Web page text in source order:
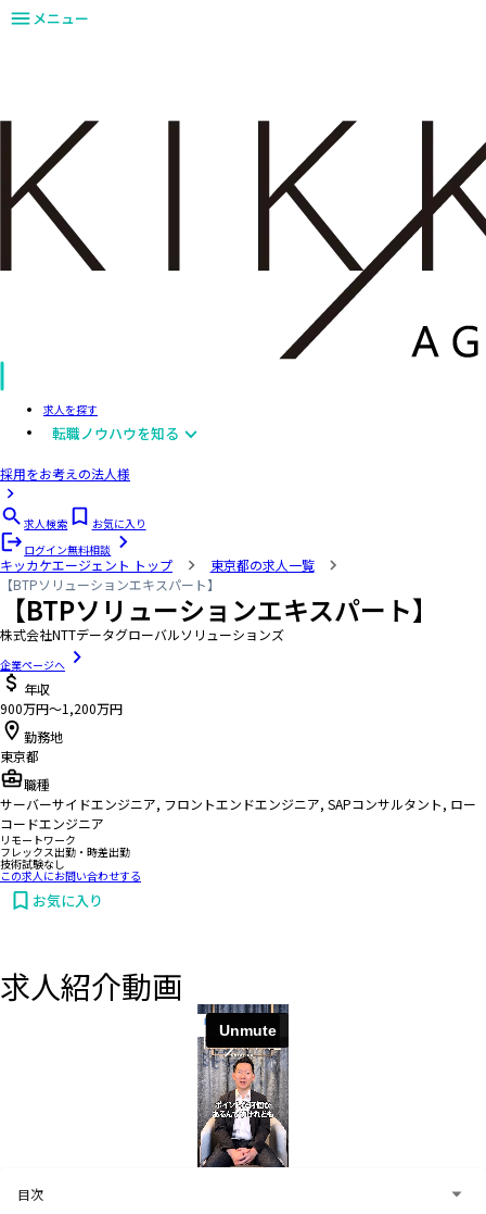
メニュー
求人を探す
転職ノウハウを知る
採用をお考えの法人様
求人検索
お気に入り
ログイン無料相談
キッカケエージェント トップ
東京都の求人一覧
【BTPソリューションエキスパート】
【BTPソリューションエキスパート】
株式会社NTTデータグローバルソリューションズ
企業ページへ
年収
900万円〜1,200万円
勤務地
東京都
職種
サーバーサイドエンジニア, フロントエンドエンジニア, SAPコンサルタント, ロー
コードエンジニア
リモートワーク
フレックス出勤・時差出勤
技術試験なし
この求人にお問い合わせする
お気に入り
お問い合わせする
求人紹介動画
目次